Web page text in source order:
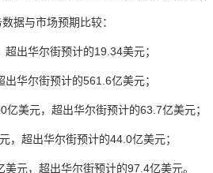
据与市场预期比较：
出华尔街预计的19.34美元；
华尔街预计的561.6亿美元；
美元，超出华尔街预计的63.7亿美元；
，超出华尔街预计的44.0亿美元；
元，超出华尔街预计的97.4亿美元。